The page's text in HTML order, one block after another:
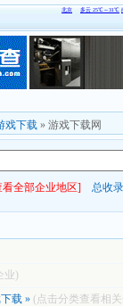
戏下载 » 游戏下载网
看全部企业地区] 总收
业)
载 » (点击分类查看相